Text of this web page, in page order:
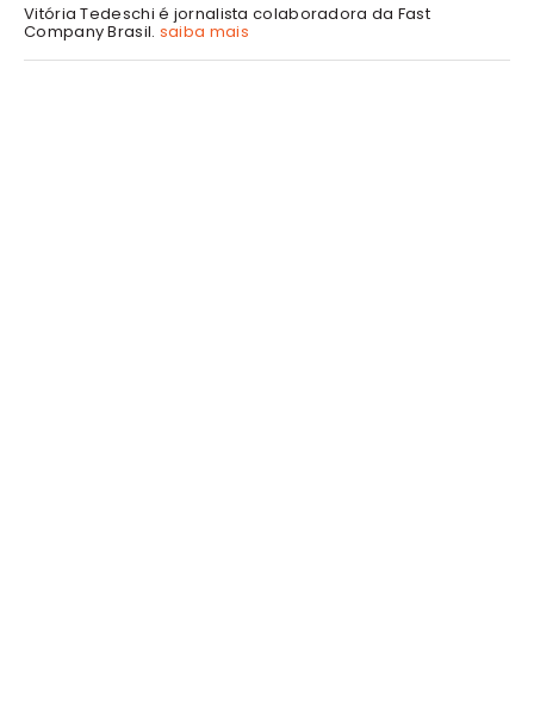
Vitória Tedeschi é jornalista colaboradora da Fast
Company Brasil. saiba mais